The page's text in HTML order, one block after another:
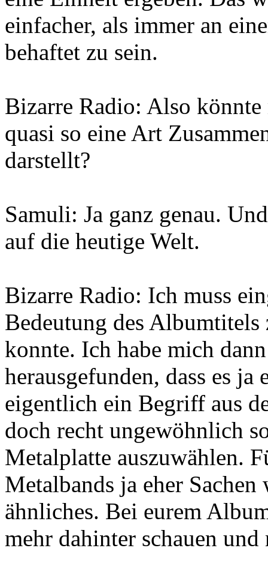
einfacher, als immer an
behaftet zu sein.
Bizarre Radio: Also könnte
quasi so eine Art
darstellt?
Samuli: Ja ganz genau.
auf die heutige Welt.
Bizarre Radio: Ich muss
Bedeutung des
konnte. Ich habe mich
herausgefunden, dass es ja
eigentlich ein Begriff aus
doch recht ungewöhnlich
Metalplatte auszuwählen.
Metalbands ja eher
ähnliches. Bei eurem
mehr dahinter schauen und